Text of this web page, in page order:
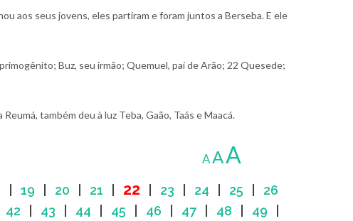
aos seus jovens, eles partiram e foram juntos a Berseba. E ele
Buz, seu irmão; Quemuel, pai de Arão; 22 Quesede;
também deu à luz Teba, Gaão, Taás e Maacá.
AAA
19 20 21 22 23 24 25
26
42 43 44 45 46 47| 48 49